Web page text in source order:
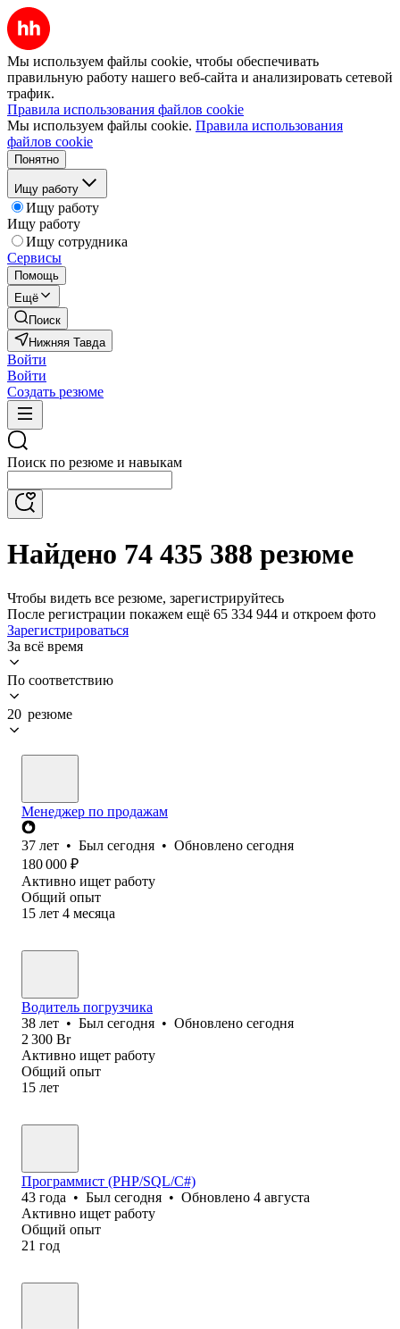
Мы используем файлы cookie, чтобы обеспечивать
правильную работу нашего веб-сайта и анализировать сетевой
трафик.
Правила использования файлов cookie
Мы используем файлы cookie. Правила использования
файлов cookie
Понятно
Ищу работу
Ищу работу
Ищу работу
Ищу сотрудника
Сервисы
Помощь
Ещё
Поиск
Нижняя Тавда
Войти
Войти
Создать резюме
Поиск по резюме и навыкам
Найдено 74 435 388 резюме
Чтобы видеть все резюме, зарегистрируйтесь
После регистрации покажем ещё 65 334 944 и откроем фото
Зарегистрироваться
За всё время
По соответствию
20 резюме
Менеджер по продажам
37 лет • Был сегодня • Обновлено сегодня
180 000 ₽
Активно ищет работу
Общий опыт
15 лет 4 месяца
Водитель погрузчика
38 лет • Был сегодня • Обновлено сегодня
2 300 Br
Активно ищет работу
Общий опыт
15 лет
Программист (PHP/SQL/C#)
43 года • Был сегодня • Обновлено 4 августа
Активно ищет работу
Общий опыт
21 год